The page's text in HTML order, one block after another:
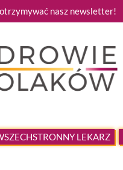
otrzymywać nasz newsletter!
LEKARZ